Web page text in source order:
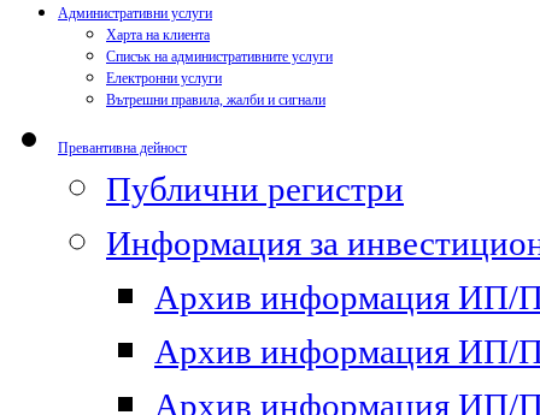
Административни услуги
Харта на клиента
Списък на административните услуги
Електронни услуги
Вътрешни правила, жалби и сигнали
Превантивна дейност
Публични регистри
Информация за
Архив информация ИП/
Архив информация ИП/
Архив информация ИП/